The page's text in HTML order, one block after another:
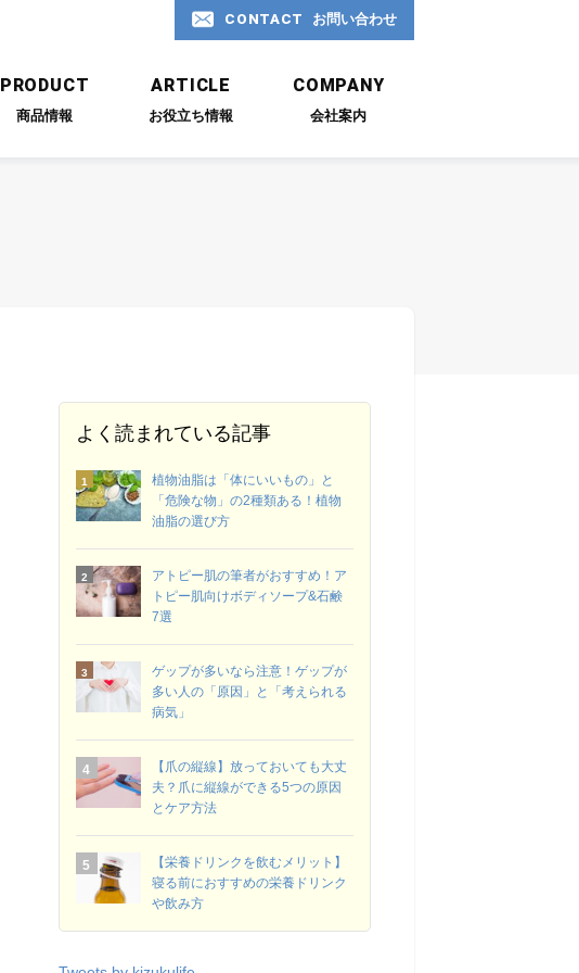
PRODUCT
商品情報
ARTICLE
お役立ち情報
COMPANY
会社案内
CONTACT お問い合わせ
06-6577-0966
よく読まれている記事
植物油脂は「体にいいもの」と
「危険な物」の2種類ある！植物
油脂の選び方
アトピー肌の筆者がおすすめ！ア
トピー肌向けボディソープ&石鹸
7選
ゲップが多いなら注意！ゲップが
多い人の「原因」と「考えられる
病気」
【爪の縦線】放っておいても大丈
夫？爪に縦線ができる5つの原因
とケア方法
【栄養ドリンクを飲むメリット】
寝る前におすすめの栄養ドリンク
や飲み方